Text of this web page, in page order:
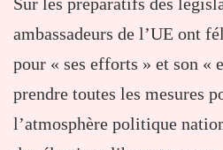
ambassadeurs de l’UE ont
pour « ses efforts » et son «
prendre toutes les mesures
l’atmosphère politique